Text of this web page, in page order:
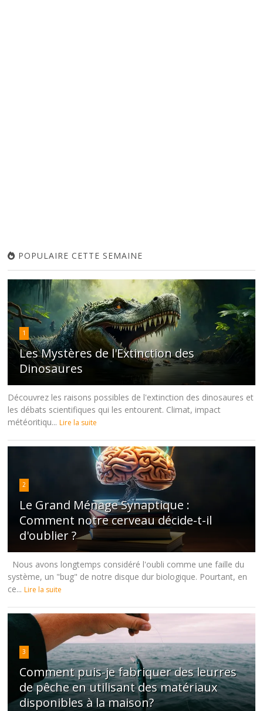
POPULAIRE CETTE SEMAINE
1
Les Mystères de l'Extinction des
Dinosaures
Découvrez les raisons possibles de l'extinction des dinosaures et
les débats scientifiques qui les entourent. Climat, impact
météoritiqu... Lire la suite
2
Le Grand Ménage Synaptique :
Comment notre cerveau décide-t-il
d'oublier ?
Nous avons longtemps considéré l'oubli comme une faille du
système, un "bug" de notre disque dur biologique. Pourtant, en
ce... Lire la suite
3
Comment puis-je fabriquer des leurres
de pêche en utilisant des matériaux
disponibles à la maison?